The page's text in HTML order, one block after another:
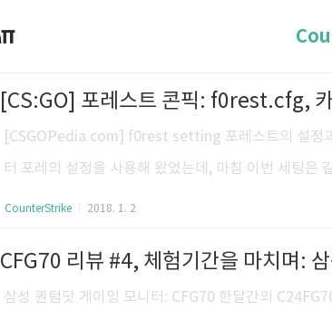
[CSGOPedia.com] f0rest setting 포레스트의 설정
터 포레의 설정을 사용해 왔었는데, 마침 이번 세팅은
좋았습니다. launch options: -tickrate 128 -freq
은 제 콘픽도 담습니다. 테스트 삼아 미니더스트에서
그리고 글옵 콘픽 적용위치가 이전에서 새로운 위치
CounterStrike 2018. 1. 2
CFG70 리뷰 #4, 체험기간을 마치며:
삼성 퀀텀닷 게이밍 모니터: CFG70 한달간의